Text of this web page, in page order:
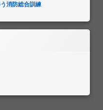
消防総合訓練